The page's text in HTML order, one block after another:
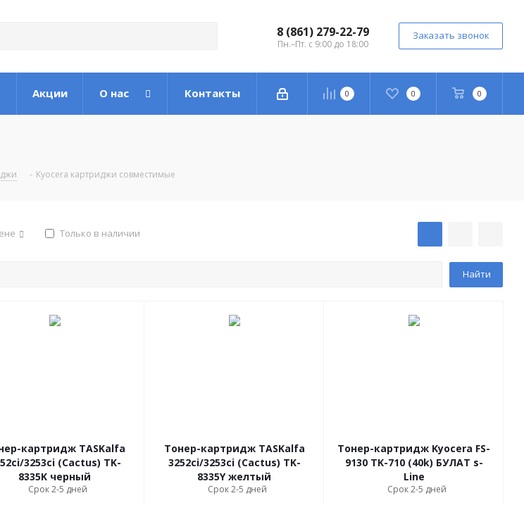
8 (861) 279-22-79
Пн.–Пт. с 9:00 до 18:00
Заказать звонок
0 0 0
Акции О нас Контакты
- Kyocera картриджи совместимые
Только в наличии
картридж TASKalfa
3253ci (Cactus) TK-
8335K черный
Срок 2-5 дней
Тонер-картридж TASKalfa
3252ci/3253ci (Cactus) TK-
8335Y желтый
Срок 2-5 дней
Тонер-картридж Kyocera FS-
9130 TK-710 (40k) БУЛАТ s-
Line
Срок 2-5 дней